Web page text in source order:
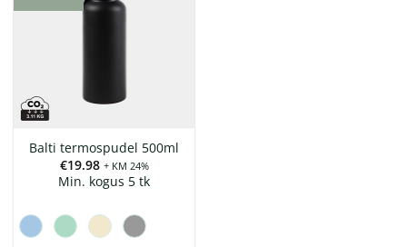
Balti termospudel 500ml
€19.98 + KM 24%
Min. kogus 5 tk